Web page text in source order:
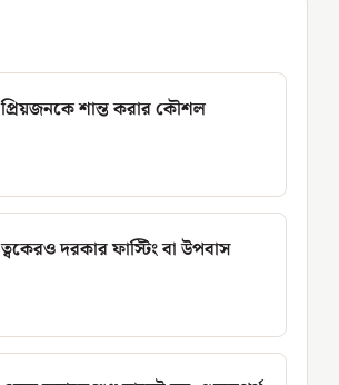
প্রিয়জনকে শান্ত করার কৌশল
ত্বকেরও দরকার ফাস্টিং বা উপবাস